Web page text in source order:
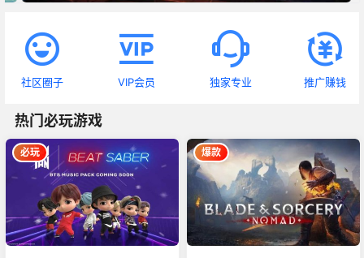
社区圈子 VIP会员 独家专业 推广赚钱
热门必玩游戏
必玩 爆款